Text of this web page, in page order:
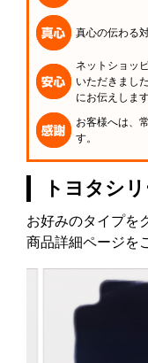
真心の伝わる
ネットショッ
いただきまし
にお伝えします
お客様へは、
す。
トヨタシ
お好みのタイプを
商品詳細ページを